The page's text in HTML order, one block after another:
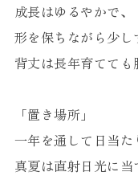
成長はゆるやかで、
形を保ちながら少し
背丈は長年育てても
「置き場所」
一年を通して日当た
真夏は直射日光に